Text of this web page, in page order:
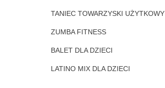
TANIEC TOWARZYSKI UŻYTKOWY
ZUMBA FITNESS
BALET DLA DZIECI
LATINO MIX DLA DZIECI